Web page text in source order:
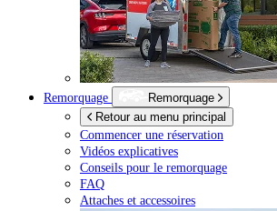
Remorquage
Remorquage
Retour au menu principal
Commencer une réservation
Vidéos explicatives
Conseils pour le remorquage
FAQ
Attaches et accessoires